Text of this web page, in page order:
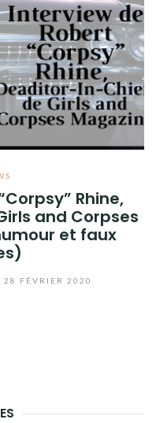
Rhine,
and Corpses
et faux
28 FÉVRIER 2020